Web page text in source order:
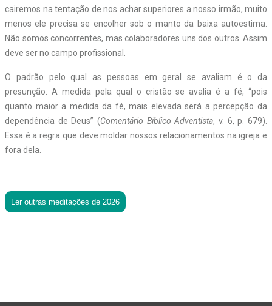
cairemos na tentação de nos achar superiores a nosso irmão, muito
menos ele precisa se encolher sob o manto da baixa autoestima.
Não somos concorrentes, mas colaboradores uns dos outros. Assim
deve ser no campo profissional.
O padrão pelo qual as pessoas em geral se avaliam é o da
presunção. A medida pela qual o cristão se avalia é a fé, “pois
quanto maior a medida da fé, mais elevada será a percepção da
dependência de Deus” (Comentário Bíblico Adventista, v. 6, p. 679).
Essa é a regra que deve moldar nossos relacionamentos na igreja e
fora dela.
Ler outras meditações de 2026